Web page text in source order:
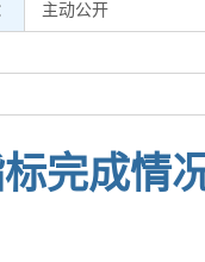
主动公开
完成情